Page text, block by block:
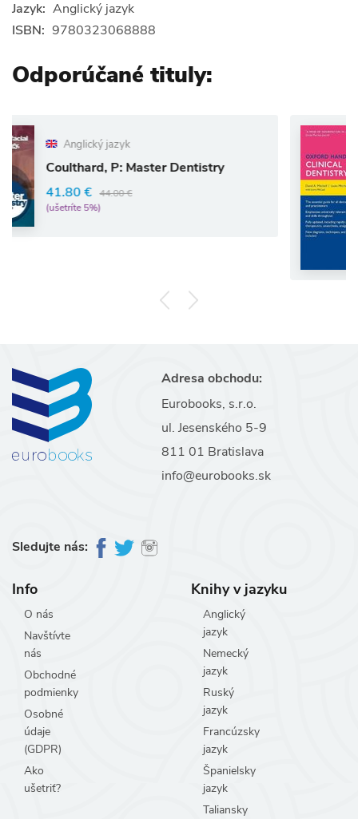
Jazyk: Anglický jazyk
ISBN: 9780323068888
Odporúčané tituly:
Master Dentistry
€
Oxford
Dentistry
39.18 €
(ušetríte 5%)
Adresa obchodu:
Eurobooks, s.r.o.
ul. Jesenského 5-9
811 01 Bratislava
info@eurobooks.sk
Sledujte nás:
Info
O nás
Navštívte
nás
Obchodné
podmienky
Osobné
údaje
(GDPR)
Ako
ušetriť?
Knihy v jazyku
Anglický
jazyk
Nemecký
jazyk
Ruský
jazyk
Francúzsky
jazyk
Španielsky
jazyk
Taliansky